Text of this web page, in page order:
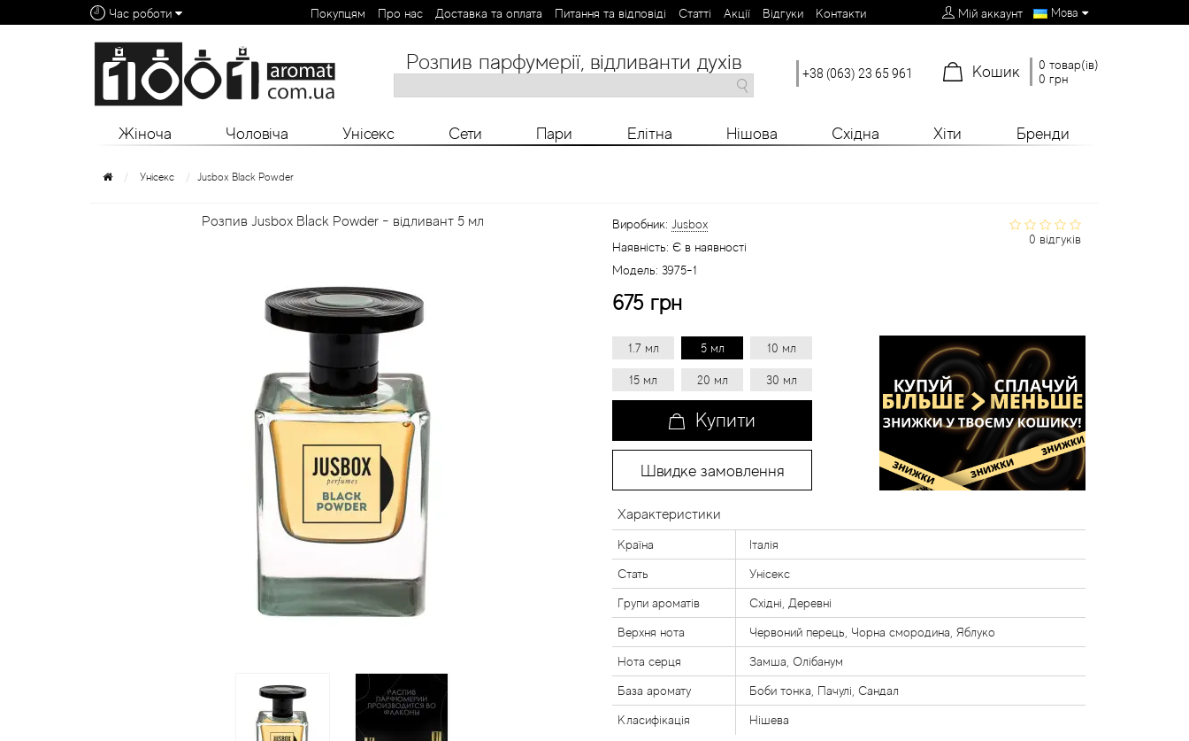
Час роботи Покупцям Про нас Доставка та оплата Питання та відповіді Статті Aкції Відгуки Контакти Мій аккаунт Мова
Алфавітний покажчик: 0 - 9 A B C D F G H M N O P R S T V X Y Z
Розпив парфумерії, відливанти духів +38 (063) 23 65 961 Кошик
0 товар(ів)
0 грн
Жіноча Чоловіча Унісекс Сети Пари Елітна Нішова Східна Хіти Бренди
Унісекс Jusbox Black Powder
Розпив Jusbox Black Powder - відливант 5 мл
0 відгуків
Виробник: Jusbox
Наявність: Є в наявності
Модель: 3975-1
675 грн
1.7 мл 5 мл 10 мл
15 мл 20 мл 30 мл
Купити
Швидке замовлення
Характеристики
Країна Італія
Стать Унісекс
Групи ароматів Східні, Деревні
Верхня нота Червоний перець, Чорна смородина, Яблуко
Нота серця Замша, Олібанум
База аромату Боби тонка, Пачулі, Сандал
Класифікація Нішева